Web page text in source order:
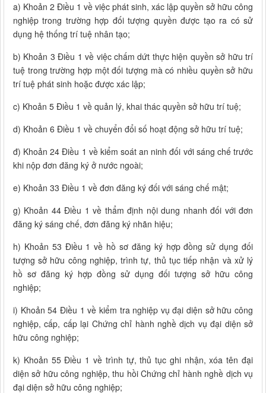
a) Khoản 2 Điều 1 về việc phát sinh, xác lập quyền sở hữu công
nghiệp trong trường hợp đối tượng quyền được tạo ra có sử
dụng hệ thống trí tuệ nhân tạo;
b) Khoản 3 Điều 1 về việc chấm dứt thực hiện quyền sở hữu trí
tuệ trong trường hợp một đối tượng mà có nhiều quyền sở hữu
trí tuệ phát sinh hoặc được xác lập;
c) Khoản 5 Điều 1 về quản lý, khai thác quyền sở hữu trí tuệ;
d) Khoản 6 Điều 1 về chuyển đổi số hoạt động sở hữu trí tuệ;
đ) Khoản 24 Điều 1 về kiểm soát an ninh đối với sáng chế trước
khi nộp đơn đăng ký ở nước ngoài;
e) Khoản 33 Điều 1 về đơn đăng ký đối với sáng chế mật;
g) Khoản 44 Điều 1 về thẩm định nội dung nhanh đối với đơn
đăng ký sáng chế, đơn đăng ký nhãn hiệu;
h) Khoản 53 Điều 1 về hồ sơ đăng ký hợp đồng sử dụng đối
tượng sở hữu công nghiệp, trình tự, thủ tục tiếp nhận và xử lý
hồ sơ đăng ký hợp đồng sử dụng đối tượng sở hữu công
nghiệp;
i) Khoản 54 Điều 1 về kiểm tra nghiệp vụ đại diện sở hữu công
nghiệp, cấp, cấp lại Chứng chỉ hành nghề dịch vụ đại diện sở
hữu công nghiệp;
k) Khoản 55 Điều 1 về trình tự, thủ tục ghi nhận, xóa tên đại
diện sở hữu công nghiệp, thu hồi Chứng chỉ hành nghề dịch vụ
đại diện sở hữu công nghiệp;